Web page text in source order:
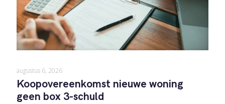
augustus 6, 2026
Koopovereenkomst nieuwe woning
geen box 3-schuld